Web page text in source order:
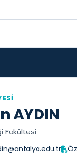
AYDIN
Fakültesi